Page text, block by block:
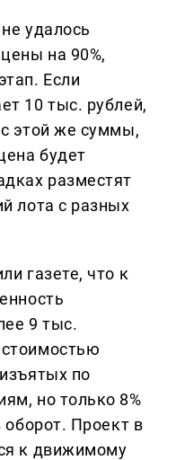
удалось
на 90%,
Если
10 тыс. рублей,
этой же суммы,
будет
разместят
лота с разных
газете, что к
9 тыс.
по
но только 8%
оборот. Проект в
к движимому